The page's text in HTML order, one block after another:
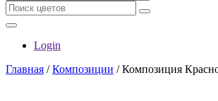
Login
Главная /Композиции / Композиция